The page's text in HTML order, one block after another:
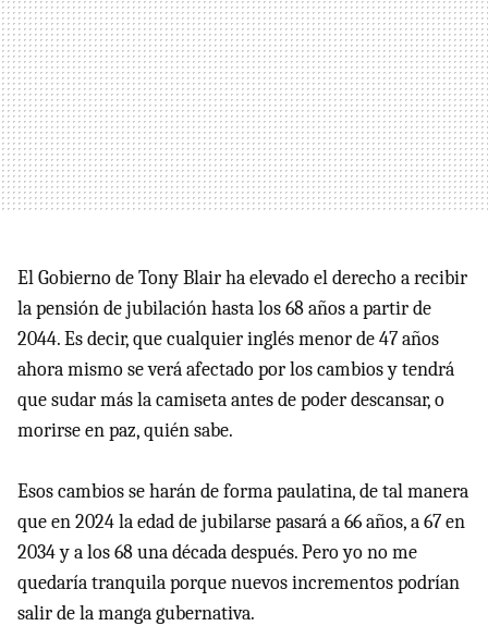
El Gobierno de Tony Blair ha elevado el derecho a recibir
la pensión de jubilación hasta los 68 años a partir de
2044. Es decir, que cualquier inglés menor de 47 años
ahora mismo se verá afectado por los cambios y tendrá
que sudar más la camiseta antes de poder descansar, o
morirse en paz, quién sabe.
Esos cambios se harán de forma paulatina, de tal manera
que en 2024 la edad de jubilarse pasará a 66 años, a 67 en
2034 y a los 68 una década después. Pero yo no me
quedaría tranquila porque nuevos incrementos podrían
salir de la manga gubernativa.